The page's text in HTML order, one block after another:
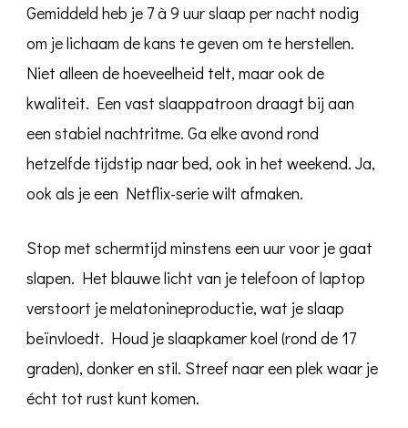
Gemiddeld heb je 7 à 9 uur slaap per nacht nodig
om je lichaam de kans te geven om te herstellen.
Niet alleen de hoeveelheid telt, maar ook de
kwaliteit. Een vast slaappatroon draagt bij aan
een stabiel nachtritme. Ga elke avond rond
hetzelfde tijdstip naar bed, ook in het weekend. Ja,
ook als je een Netflix-serie wilt afmaken.
Stop met schermtijd minstens een uur voor je gaat
slapen. Het blauwe licht van je telefoon of laptop
verstoort je melatonineproductie, wat je slaap
beïnvloedt. Houd je slaapkamer koel (rond de 17
graden), donker en stil. Streef naar een plek waar je
écht tot rust kunt komen.